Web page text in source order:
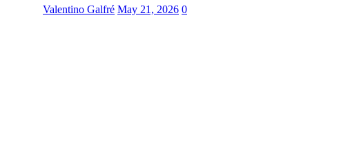
Valentino Galfré May 21, 2026 0